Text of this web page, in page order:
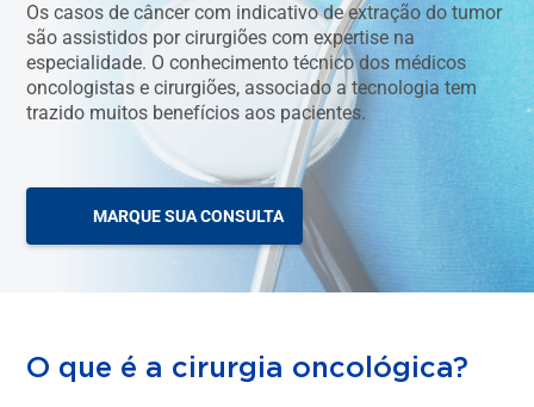
Os casos de câncer com indicativo de extração do tumor
são assistidos por cirurgiões com expertise na
especialidade. O conhecimento técnico dos médicos
oncologistas e cirurgiões, associado a tecnologia tem
trazido muitos benefícios aos pacientes.
MARQUE SUA CONSULTA
O que é a cirurgia oncológica?